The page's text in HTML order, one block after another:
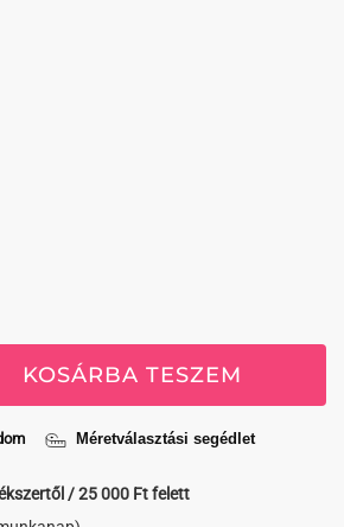
KOSÁRBA TESZEM
Méretválasztási segédlet
ékszertől / 25 000 Ft felett